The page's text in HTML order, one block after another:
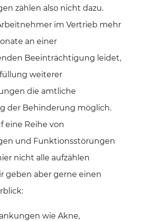
zählen also nicht dazu.
im Vertrieb mehr
an einer
Beeinträchtigung leidet,
weiterer
die amtliche
der Behinderung möglich.
eine Reihe von
und Funktionsstörungen
nicht alle aufzählen
geben aber gerne einen
wie Akne,